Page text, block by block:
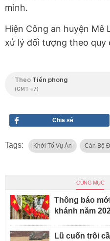
mình.
Hiện Công an huyện Mê
xử lý đối tượng theo quy
Theo Tiền phong
(GMT +7)
Chia sẻ
Tags: Khởi Tố Vụ Án Cán Bộ
CÙNG MỤC
Thông báo
khánh năm
Lũ cuốn trôi